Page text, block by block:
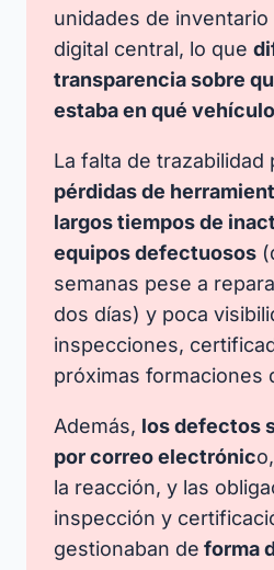
unidades de
digital central, lo que
transparencia sobre
estaba en qué vehículo
La falta de trazabilidad
pérdidas de
largos tiempos de
equipos defectuosos
semanas pese a
dos días) y poca
inspecciones,
próximas formaciones
Además, los defectos
por correo electrónic
la reacción, y las
inspección y
gestionaban de forma